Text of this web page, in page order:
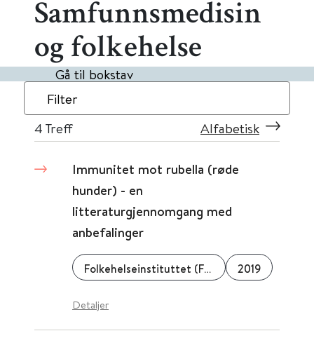
Samfunnsmedisin
og folkehelse
Gå til bokstav
Filter
4 Treff Alfabetisk
Immunitet mot rubella (røde
hunder) - en
litteraturgjennomgang med
anbefalinger
Folkehelseinstituttet (FHI) 2019
Detaljer